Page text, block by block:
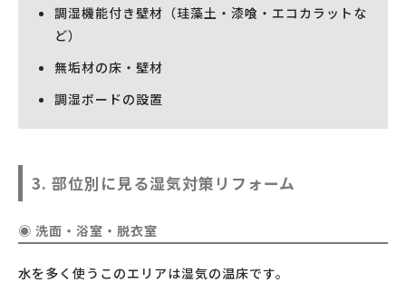
調湿機能付き壁材（珪藻土・漆喰・エコカラットな
ど）
無垢材の床・壁材
調湿ボードの設置
3. 部位別に見る湿気対策リフォーム
◉ 洗面・浴室・脱衣室
水を多く使うこのエリアは湿気の温床です。